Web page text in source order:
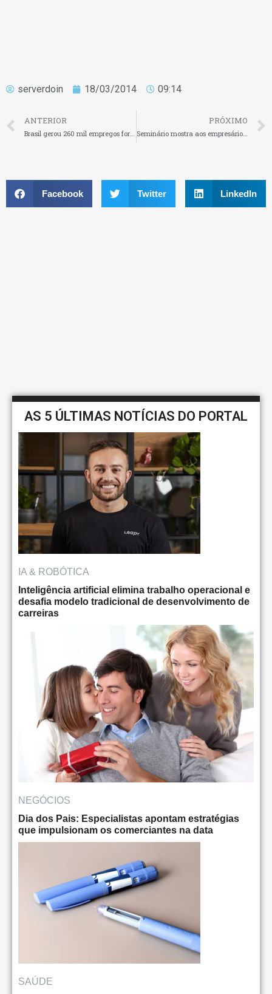
serverdoin 18/03/2014 09:14
ANTERIOR
Brasil gerou 260 mil empregos formais em fevereiro
PRÓXIMO
Seminário mostra aos empresários como vender pela internet
Facebook Twitter LinkedIn
AS 5 ÚLTIMAS NOTÍCIAS DO PORTAL
IA & ROBÓTICA
Inteligência artificial elimina trabalho operacional e
desafia modelo tradicional de desenvolvimento de
carreiras
NEGÓCIOS
Dia dos Pais: Especialistas apontam estratégias
que impulsionam os comerciantes na data
SAÚDE